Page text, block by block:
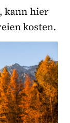
kann hier
kosten.